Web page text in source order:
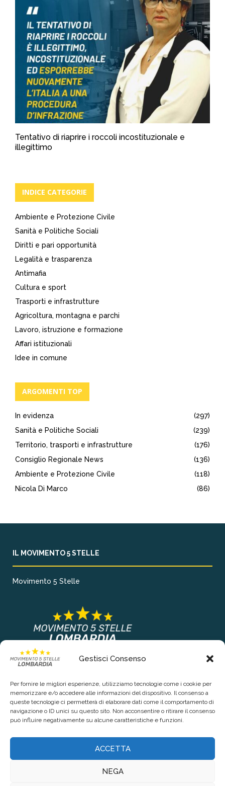
Gestisci Consenso
Per fornire le migliori esperienze, utilizziamo tecnologie come i cookie per
memorizzare e/o accedere alle informazioni del dispositivo. Il consenso a
queste tecnologie ci permetterà di elaborare dati come il comportamento di
navigazione o ID unici su questo sito. Non acconsentire o ritirare il consenso
può influire negativamente su alcune caratteristiche e funzioni.
ACCETTA
NEGA
Tentativo di riaprire i roccoli incostituzionale e
illegittimo
INDICE CATEGORIE
Ambiente e Protezione Civile
Sanità e Politiche Sociali
Diritti e pari opportunità
Legalità e trasparenza
Antimafia
Cultura e sport
Trasporti e infrastrutture
Agricoltura, montagna e parchi
Lavoro, istruzione e formazione
Affari istituzionali
Idee in comune
ARGOMENTI TOP
In evidenza
(297)
Sanità e Politiche Sociali
(239)
Territorio, trasporti e infrastrutture
(176)
Consiglio Regionale News
(136)
Ambiente e Protezione Civile
(118)
Nicola Di Marco
(86)
IL MOVIMENTO 5 STELLE
Movimento 5 Stelle
COLLEGAMENTI PRINCIPALI
Chi siamo
Contattaci
Privacy Policy